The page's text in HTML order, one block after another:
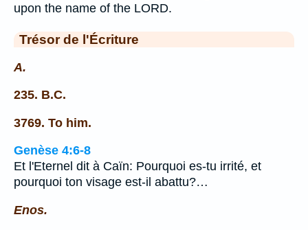
upon the name of the LORD.
Trésor de l'Écriture
A.
235. B.C.
3769. To him.
Genèse 4:6-8
Et l'Eternel dit à Caïn: Pourquoi es-tu irrité, et
pourquoi ton visage est-il abattu?…
Enos.